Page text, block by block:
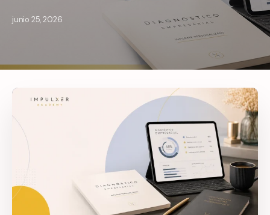
junio 25, 2026